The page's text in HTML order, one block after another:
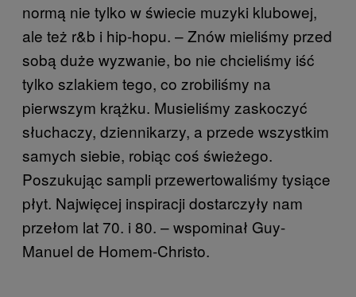
normą nie tylko w świecie muzyki klubowej,
ale też r&b i hip-hopu. – Znów mieliśmy przed
sobą duże wyzwanie, bo nie chcieliśmy iść
tylko szlakiem tego, co zrobiliśmy na
pierwszym krążku. Musieliśmy zaskoczyć
słuchaczy, dziennikarzy, a przede wszystkim
samych siebie, robiąc coś świeżego.
Poszukując sampli przewertowaliśmy tysiące
płyt. Najwięcej inspiracji dostarczyły nam
przełom lat 70. i 80. – wspominał Guy-
Manuel de Homem-Christo.